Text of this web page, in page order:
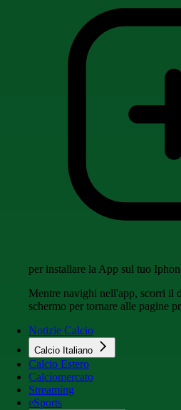
per installare la App sul tuo
Mentre navighi nell'app, scorri il
schermo per tornare alle pagine
Notizie Calcio
Calcio Italiano
Calcio Estero
Calciomercato
Streaming
eSports